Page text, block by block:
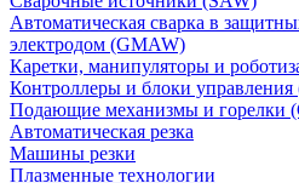
Автоматическая сварка в
электродом (GMAW)
Каретки, манипуляторы и
Контроллеры и блоки
Подающие механизмы и горелки
Автоматическая резка
Машины резки
Плазменные технологии